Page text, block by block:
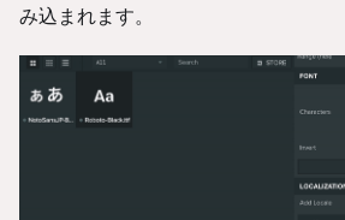
み込まれます。